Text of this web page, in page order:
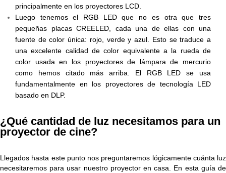
principalmente en los proyectores LCD.
Luego tenemos el RGB LED que no es otra que tres
pequeñas placas CREELED, cada una de ellas con una
fuente de color única: rojo, verde y azul. Esto se traduce a
una excelente calidad de color equivalente a la rueda de
color usada en los proyectores de lámpara de mercurio
como hemos citado más arriba. El RGB LED se usa
fundamentalmente en los proyectores de tecnología LED
basado en DLP.
¿Qué cantidad de luz necesitamos para un
proyector de cine?
Llegados hasta este punto nos preguntaremos lógicamente cuánta luz
necesitaremos para usar nuestro proyector en casa. En esta guía de